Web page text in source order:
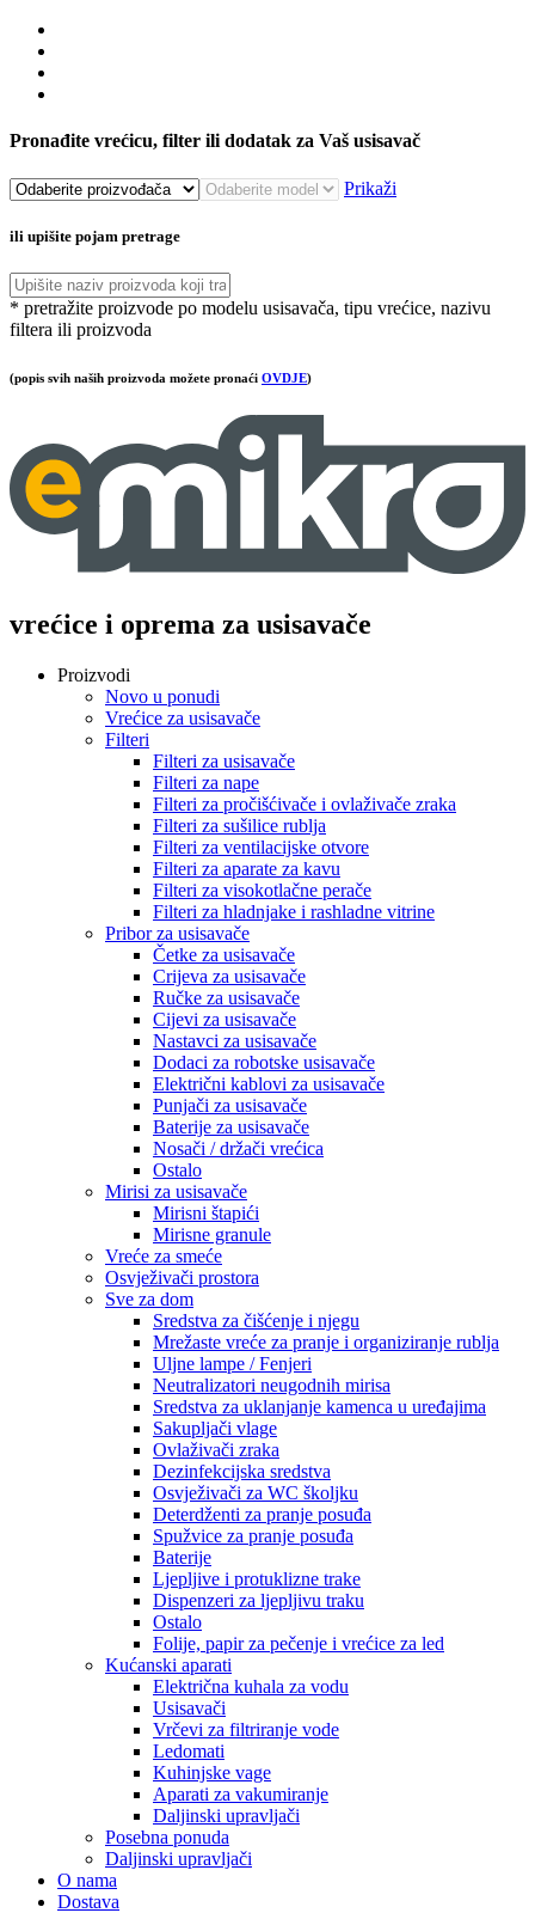
Pronađite vrećicu, filter ili dodatak za Vaš usisavač
Prikaži
ili upišite pojam pretrage
* pretražite proizvode po modelu usisavača, tipu vrećice, nazivu
filtera ili proizvoda
(popis svih naših proizvoda možete pronaći OVDJE)
vrećice i oprema za usisavače
Proizvodi
Novo u ponudi
Vrećice za usisavače
Filteri
Filteri za usisavače
Filteri za nape
Filteri za pročišćivače i ovlaživače zraka
Filteri za sušilice rublja
Filteri za ventilacijske otvore
Filteri za aparate za kavu
Filteri za visokotlačne perače
Filteri za hladnjake i rashladne vitrine
Pribor za usisavače
Četke za usisavače
Crijeva za usisavače
Ručke za usisavače
Cijevi za usisavače
Nastavci za usisavače
Dodaci za robotske usisavače
Električni kablovi za usisavače
Punjači za usisavače
Baterije za usisavače
Nosači / držači vrećica
Ostalo
Mirisi za usisavače
Mirisni štapići
Mirisne granule
Vreće za smeće
Osvježivači prostora
Sve za dom
Sredstva za čišćenje i njegu
Mrežaste vreće za pranje i organiziranje rublja
Uljne lampe / Fenjeri
Neutralizatori neugodnih mirisa
Sredstva za uklanjanje kamenca u uređajima
Sakupljači vlage
Ovlaživači zraka
Dezinfekcijska sredstva
Osvježivači za WC školjku
Deterdženti za pranje posuđa
Spužvice za pranje posuđa
Baterije
Ljepljive i protuklizne trake
Dispenzeri za ljepljivu traku
Ostalo
Folije, papir za pečenje i vrećice za led
Kućanski aparati
Električna kuhala za vodu
Usisavači
Vrčevi za filtriranje vode
Ledomati
Kuhinjske vage
Aparati za vakumiranje
Daljinski upravljači
Posebna ponuda
Daljinski upravljači
O nama
Dostava